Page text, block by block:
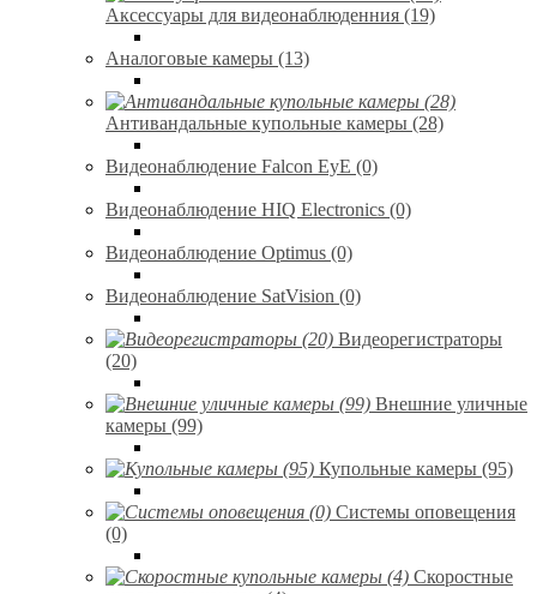
Аксессуары для видеонаблюденния (19)
Аналоговые камеры (13)
Антивандальные купольные камеры (28)
Видеонаблюдение Falcon EyE (0)
Видеонаблюдение HIQ Electronics (0)
Видеонаблюдение Optimus (0)
Видеонаблюдение SatVision (0)
Видеорегистраторы
(20)
Внешние уличные
камеры (99)
Купольные камеры (95)
Системы оповещения
(0)
Скоростные